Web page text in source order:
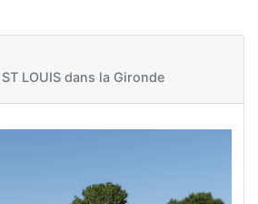
ST LOUIS dans la Gironde